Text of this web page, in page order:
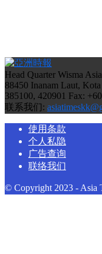
Head Quarter Wisma
88450 Inanam Laut,
385100, 420901 Fax:
联系我们:
使用条款
个人私隐
广告查询
联络我们
© Copyright 2023 - Asia